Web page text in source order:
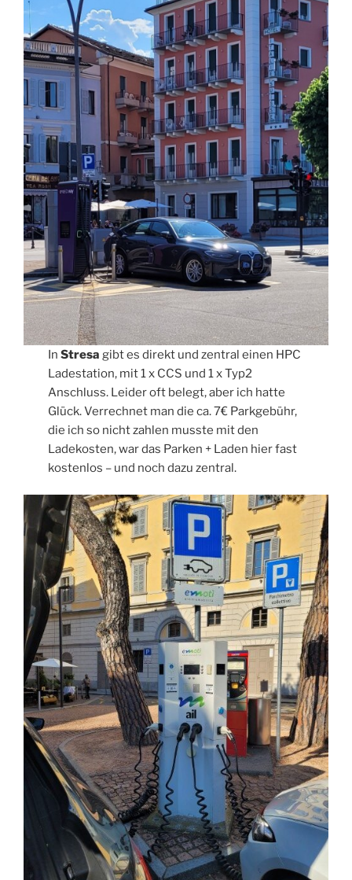
InStresa gibt es direkt und zentral einen HPC
Ladestation, mit 1 x CCS und 1 x Typ2
Anschluss. Leider oft belegt, aber ich hatte
Glück. Verrechnet man die ca. 7€ Parkgebühr,
die ich so nicht zahlen musste mit den
Ladekosten, war das Parken + Laden hier fast
kostenlos – und noch dazu zentral.